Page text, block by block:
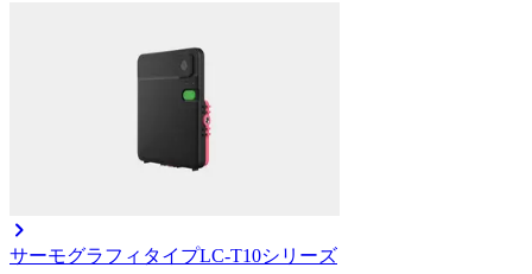
サーモグラフィタイプLC-T10シリーズ